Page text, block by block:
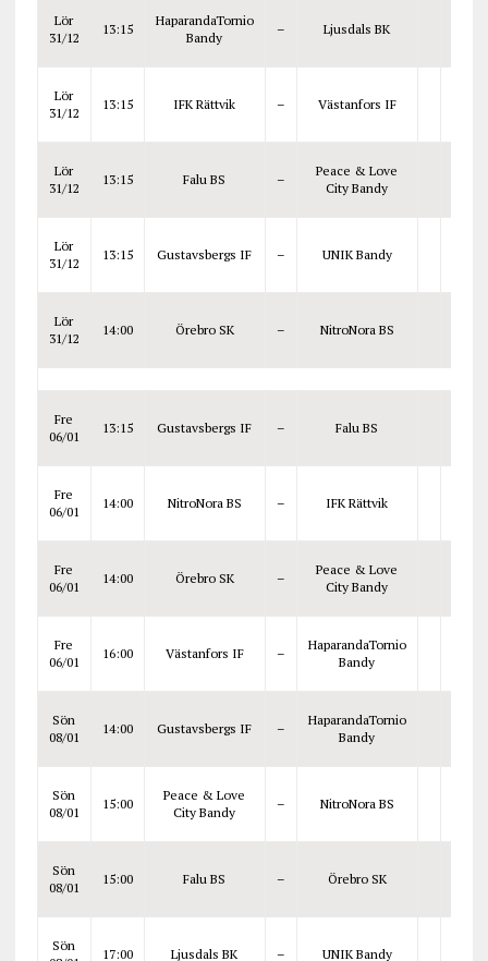
Lör
31/12
13:15
HaparandaTornio
Bandy
– Ljusdals BK
Lör
31/12
13:15 IFK Rättvik – Västanfors IF
Lör
31/12
13:15 Falu BS –
Peace & Love
City Bandy
Lör
31/12
13:15 Gustavsbergs IF – UNIK Bandy
Lör
31/12
14:00 Örebro SK – NitroNora BS
Fre
06/01
13:15 Gustavsbergs IF – Falu BS
Fre
06/01
14:00 NitroNora BS – IFK Rättvik
Fre
06/01
14:00 Örebro SK –
Peace & Love
City Bandy
Fre
06/01
16:00 Västanfors IF –
HaparandaTornio
Bandy
Sön
08/01
14:00 Gustavsbergs IF –
HaparandaTornio
Bandy
Sön
08/01
15:00
Peace & Love
City Bandy
– NitroNora BS
Sön
08/01
15:00 Falu BS – Örebro SK
Sön
17:00 Ljusdals BK – UNIK Bandy